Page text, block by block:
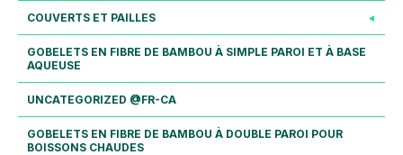
COUVERTS ET PAILLES
GOBELETS EN FIBRE DE BAMBOU À SIMPLE PAROI ET À BASE
AQUEUSE
UNCATEGORIZED @FR-CA
GOBELETS EN FIBRE DE BAMBOU À DOUBLE PAROI POUR
BOISSONS CHAUDES